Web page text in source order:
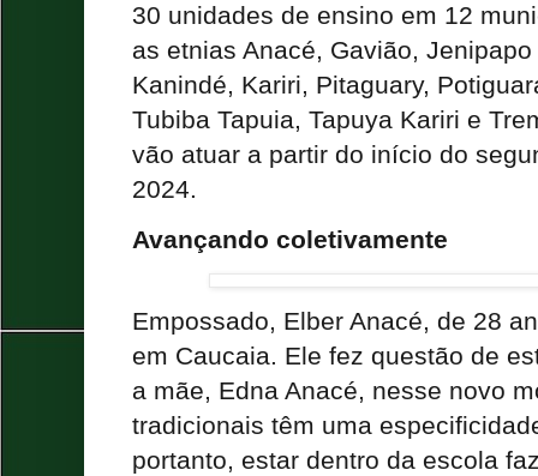
30 unidades de ensino em 12
as etnias Anacé, Gavião,
Kanindé, Kariri, Pitaguary,
Tubiba Tapuia, Tapuya Kariri e
vão atuar a partir do início do
2024.
Avançando coletivamente
Empossado, Elber Anacé, de 28
em Caucaia. Ele fez questão de
a mãe, Edna Anacé, nesse novo
tradicionais têm uma
portanto, estar dentro da escola